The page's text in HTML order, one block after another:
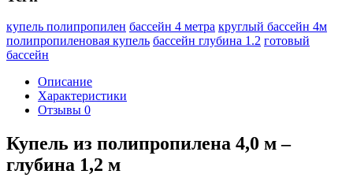
купель полипропилен бассейн 4 метра круглый бассейн 4м
полипропиленовая купель бассейн глубина 1.2 готовый
бассейн
Описание
Характеристики
Отзывы 0
Купель из полипропилена 4,0 м –
глубина 1,2 м